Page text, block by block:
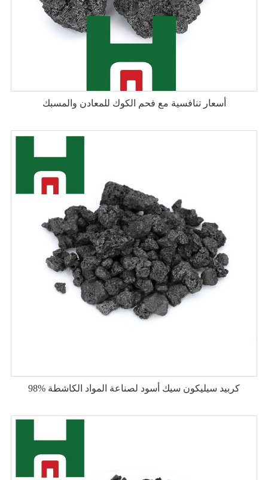
أسعار تنافسية مع فحم الكوك للمعادن والمسبك
98% كربيد سيليكون سيك أسود لصناعة المواد الكاشطة